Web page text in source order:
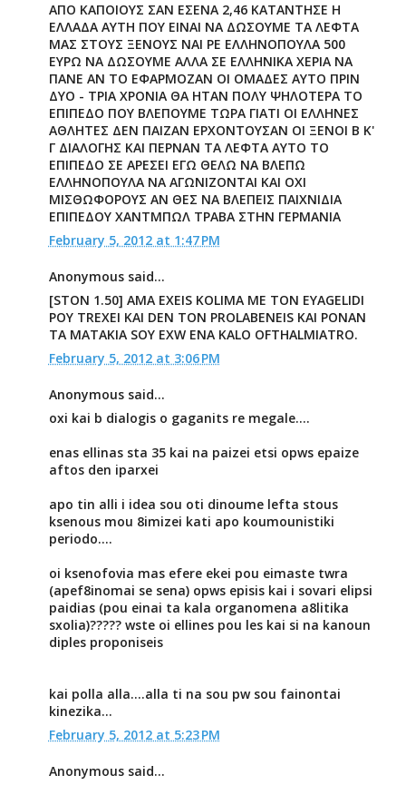
ΑΠΟ ΚΑΠΟΙΟΥΣ ΣΑΝ ΕΣΕΝΑ 2,46 ΚΑΤΑΝΤΗΣΕ Η
ΕΛΛΑΔΑ ΑΥΤΗ ΠΟΥ ΕΙΝΑΙ ΝΑ ΔΩΣΟΥΜΕ ΤΑ ΛΕΦΤΑ
ΜΑΣ ΣΤΟΥΣ ΞΕΝΟΥΣ ΝΑΙ ΡΕ ΕΛΛΗΝΟΠΟΥΛΑ 500
ΕΥΡΩ ΝΑ ΔΩΣΟΥΜΕ ΑΛΛΑ ΣΕ ΕΛΛΗΝΙΚΑ ΧΕΡΙΑ ΝΑ
ΠΑΝΕ ΑΝ ΤΟ ΕΦΑΡΜΟΖΑΝ ΟΙ ΟΜΑΔΕΣ ΑΥΤΟ ΠΡΙΝ
ΔΥΟ - ΤΡΙΑ ΧΡΟΝΙΑ ΘΑ ΗΤΑΝ ΠΟΛΥ ΨΗΛΟΤΕΡΑ ΤΟ
ΕΠΙΠΕΔΟ ΠΟΥ ΒΛΕΠΟΥΜΕ ΤΩΡΑ ΓΙΑΤΙ ΟΙ ΕΛΛΗΝΕΣ
ΑΘΛΗΤΕΣ ΔΕΝ ΠΑΙΖΑΝ ΕΡΧΟΝΤΟΥΣΑΝ ΟΙ ΞΕΝΟΙ Β Κ'
Γ ΔΙΑΛΟΓΗΣ ΚΑΙ ΠΕΡΝΑΝ ΤΑ ΛΕΦΤΑ ΑΥΤΟ ΤΟ
ΕΠΙΠΕΔΟ ΣΕ ΑΡΕΣΕΙ ΕΓΩ ΘΕΛΩ ΝΑ ΒΛΕΠΩ
ΕΛΛΗΝΟΠΟΥΛΑ ΝΑ ΑΓΩΝΙΖΟΝΤΑΙ ΚΑΙ ΟΧΙ
ΜΙΣΘΩΦΟΡΟΥΣ ΑΝ ΘΕΣ ΝΑ ΒΛΕΠΕΙΣ ΠΑΙΧΝΙΔΙΑ
ΕΠΙΠΕΔΟΥ ΧΑΝΤΜΠΩΛ ΤΡΑΒΑ ΣΤΗΝ ΓΕΡΜΑΝΙΑ
February 5, 2012 at 1:47 PM
Anonymous said...
[STON 1.50] AMA EXEIS KOLIMA ME TON EYAGELIDI
POY TREXEI KAI DEN TON PROLABENEIS KAI PONAN
TA MATAKIA SOY EXW ENA KALO OFTHALMIATRO.
February 5, 2012 at 3:06 PM
Anonymous said...
oxi kai b dialogis o gaganits re megale....
enas ellinas sta 35 kai na paizei etsi opws epaize
aftos den iparxei
apo tin alli i idea sou oti dinoume lefta stous
ksenous mou 8imizei kati apo koumounistiki
periodo....
oi ksenofovia mas efere ekei pou eimaste twra
(apef8inomai se sena) opws episis kai i sovari elipsi
paidias (pou einai ta kala organomena a8litika
sxolia)????? wste oi ellines pou les kai si na kanoun
diples proponiseis
kai polla alla....alla ti na sou pw sou fainontai
kinezika...
February 5, 2012 at 5:23 PM
Anonymous said...